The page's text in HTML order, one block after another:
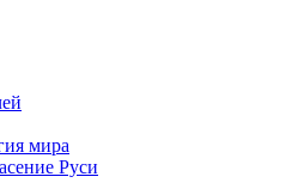
мира
Руси